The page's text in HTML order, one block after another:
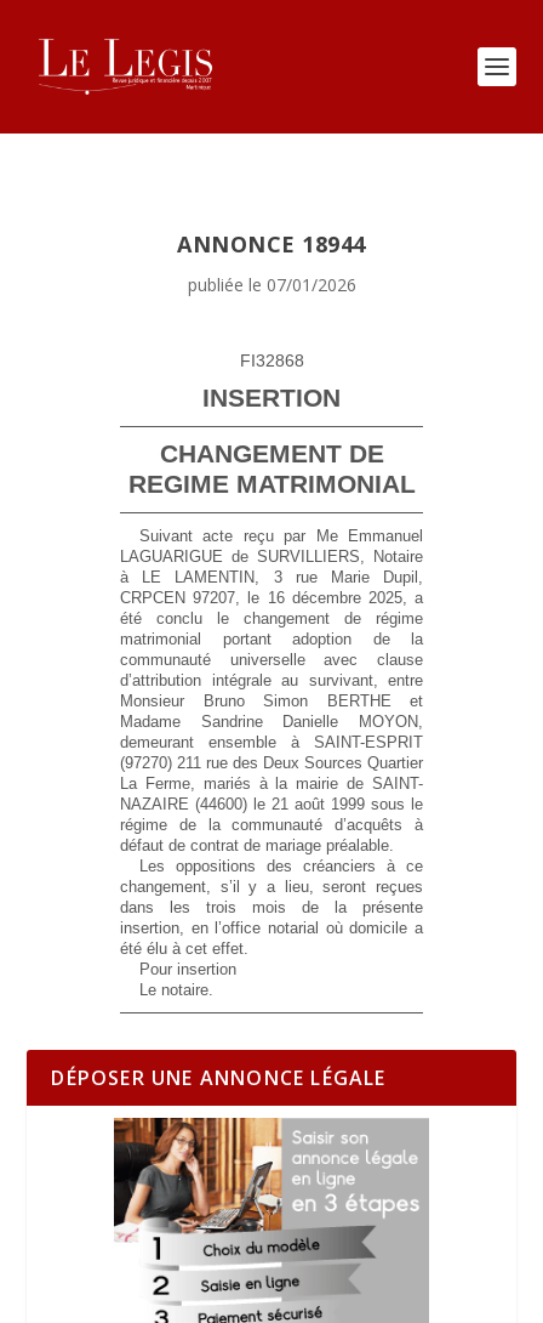
ANNONCE 18944
publiée le 07/01/2026
FI32868
INSERTION
CHANGEMENT DE
REGIME MATRIMONIAL
Suivant acte reçu par Me Emmanuel
LAGUARIGUE de SURVILLIERS, Notaire
à LE LAMENTIN, 3 rue Marie Dupil,
CRPCEN 97207, le 16 décembre 2025, a
été conclu le changement de régime
matrimonial portant adoption de la
communauté universelle avec clause
d’attribution intégrale au survivant, entre
Monsieur Bruno Simon BERTHE et
Madame Sandrine Danielle MOYON,
demeurant ensemble à SAINT-ESPRIT
(97270) 211 rue des Deux Sources Quartier
La Ferme, mariés à la mairie de SAINT-
NAZAIRE (44600) le 21 août 1999 sous le
régime de la communauté d’acquêts à
défaut de contrat de mariage préalable.
Les oppositions des créanciers à ce
changement, s’il y a lieu, seront reçues
dans les trois mois de la présente
insertion, en l’office notarial où domicile a
été élu à cet effet.
Pour insertion
Le notaire.
DÉPOSER UNE ANNONCE LÉGALE